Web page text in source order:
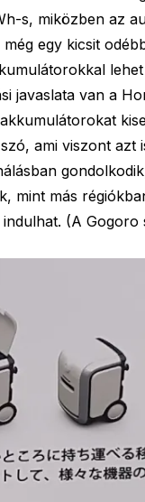
s, miközben az
egy kicsit
javaslata van a
ami viszont azt
mint más
(A Gogoro